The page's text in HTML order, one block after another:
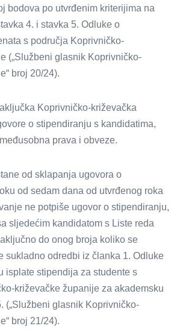
bodova po utvrđenim kriterijima na
4. i stavka 5. Odluke o
s područja Koprivničko-
(„Službeni glasnik Koprivničko-
broj 20/24).
Koprivničko-križevačka
o stipendiranju s kandidatima,
prava i obveze.
od sklapanja ugovora o
od sedam dana od utvrđenog roka
ne potpiše ugovor o stipendiranju,
sljedećim kandidatom s Liste reda
do onog broja koliko se
sukladno odredbi iz članka 1. Odluke
isplate stipendija za studente s
križevačke županije za akademsku
(„Službeni glasnik Koprivničko-
broj 21/24).